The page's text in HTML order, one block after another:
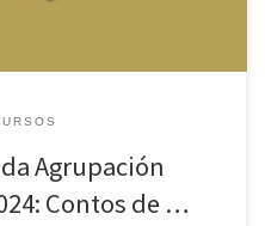
Agrupación
Contos de …